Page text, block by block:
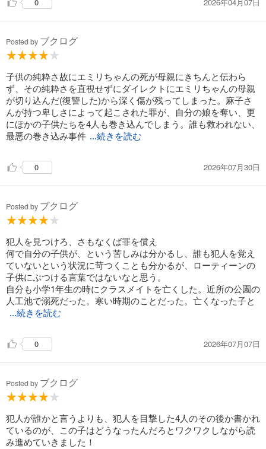
Posted by ブクログ
子供の純粋さ故にエミリちゃんの死が母親にきちんと伝わら
ず、その純粋さを直視せずにダイレクトにエミリちゃんの母親
が切り込んだ(復讐した)から深く傷が残ってしまった。麻子さ
んが持つ卑しさによって起こされた罪が、自分の娘を奪い、更
にほかの子供たちを4人も巻き込んでしまう。誰も救われない、
最悪の巻き込み事件 ...続きを読む
0 2026年07月30日
Posted by ブクログ
犯人を見つけろ、さもなくば罪を償え
何で自分の子供が、という苦しみは分かるし、誰も犯人を覚え
ていないという状況に苛つくことも分かるが、ローティーンの
子供にぶつける言葉ではないなと思う。
自分も小学1年生の時にクラスメイトを亡くした。近所の公園の
人工池で溺死だった。寒い時期のことだった。亡くなった子と
...続きを読む
0 2026年07月07日
Posted by ブクログ
犯人が誰かと言うよりも、犯人を目撃した4人のその後か書かれ
ているのが、この子はどうなったんだろとワクワクしながら読
み進めていきました！